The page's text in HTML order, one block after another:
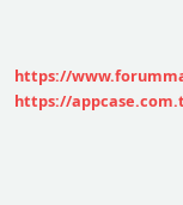
https://
https://